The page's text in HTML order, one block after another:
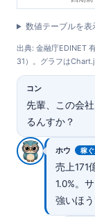
数値テーブルを表
出典: 金融庁EDINET
31）。グラフは
コン
先輩、この会
るんすか？
ホウ 稼ぐ
売上171
1.0%。
強いほう